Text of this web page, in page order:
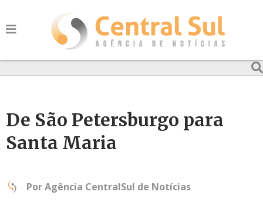
De São Petersburgo para
Santa Maria
PorAgência CentralSul de Notícias